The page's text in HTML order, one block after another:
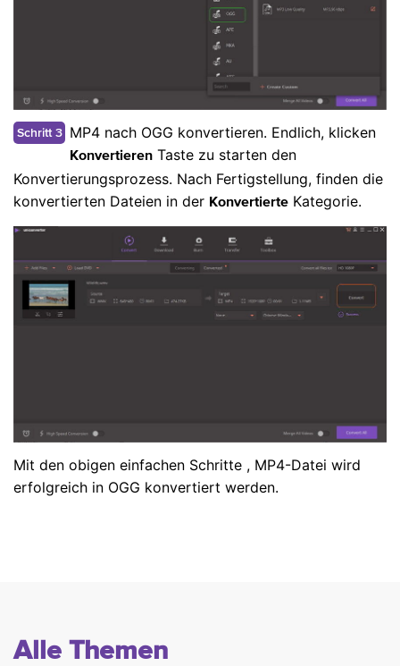
Schritt 3 MP4 nach OGG konvertieren. Endlich, klicken
Konvertieren Taste zu starten den
Konvertierungsprozess. Nach Fertigstellung, finden die
konvertierten Dateien in der Konvertierte Kategorie.
Mit den obigen einfachen Schritte , MP4-Datei wird
erfolgreich in OGG konvertiert werden.
Alle Themen